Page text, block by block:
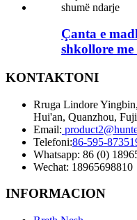
Çanta e
shkollore
KONTAKTONI
Rruga Lindore
Hui'an, Quanzhou,
Email:
Telefoni:86-595-
Whatsapp: 86 (0)
Wechat: 18965698810
INFORMACION